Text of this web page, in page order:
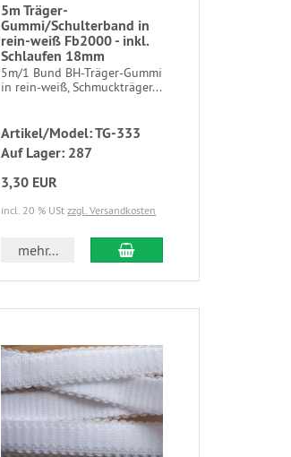
5m Träger-
Gummi/Schulterband in
rein-weiß Fb2000 - inkl.
Schlaufen 18mm
5m/1 Bund BH-Träger-Gummi
in rein-weiß, Schmuckträger...
Artikel/Model: TG-333
Auf Lager: 287
3,30 EUR
incl. 20 % UStzzgl. Versandkosten
mehr...